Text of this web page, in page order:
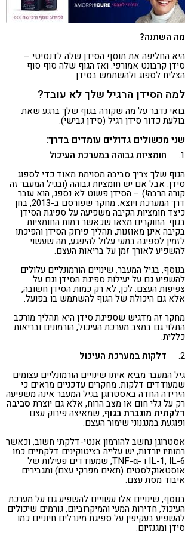
מה השתנה?
היא החליפה את תוסף הסידן שלה לדנסיטי –
סידן קרבונט אמורפי. ואז הגוף שלה סוף סוף
הצליח לספוג ולהשתמש בסידן.
למה הסידן הרגיל שלך לא עובד?
בואי נדבר על מה שקורה בגוף שלך ברגע שאת
בולעת כדור סידן רגיל (סידן גבישי).
שני מכשולים גדולים עומדים בדרך:
1.
חומציות גבוהה במערכת העיכול
הגוף שלך צריך סביבה מסוימת מאוד כדי לספוג
סידן. אבל אם יש חומציות גבוהה (ובגיל המעבר זה
קורה הרבה!) – הסידן פשוט לא נספג, הוא עובר
דרך המערכת ויוצא.מחקר שפורסם ב-2013 , בחן
כיצד חומציות הקיבה משפיעה על ספיגת הסידן
בגוף. החוקרים מצאו שכאשר רמות החומציות
בקיבה אינן מאוזנות, תהליך פירוק הסידן והפיכתו
לזמין לספיגה במעי עלול להיפגע, מה שעשוי
להשפיע לאורך זמן על בריאות העצם.
בנוסף, בגיל המעבר, שינויים הורמונליים עלולים
להשפיע גם על יעילות ספיגת הסידן וגם על
צפיפות העצם. לכן, לא רק כמות הסידן חשובה,
אלא גם היכולת של הגוף להשתמש בו בפועל.
מחקר זה מדגיש שספיגת סידן היא תהליך מורכב
התלוי גם במצב מערכת העיכול, הורמונים ובריאות
כללית.
2.
דלקות במערכת העיכול
גיל המעבר מביא איתו שינויים הורמונליים עצומים
שמעודדים דלקות. מחקרים עדכניים מראים כי
הירידה החדה באסטרוגן בגיל המעבר אינה משפיעה
רק על גלי חום או מצב הרוח, אלא גם יוצרת סביבה
דלקתית מוגברת בגוף, שמאיצה פירוק עצם
ופוגעת במנגנוני שימור העצם.
אסטרוגן נחשב להורמון אנטי-דלקתי חשוב, וכאשר
רמותיו יורדות, יש עלייה בציטוקינים דלקתיים כמו
IL-1, IL-6 ו -TNF-α, שמעודדים פעילות של
אוסטאוקלסטים (תאים מפרקי עצם) ומגבירים
איבוד מסת עצם.
בנוסף, שינויים אלו עשויים להשפיע גם על מערכת
העיכול, חדירות המעי והמיקרוביום, גורמים שיכולים
להשפיע בעקיפין על ספיגת מינרלים חיוניים כמו
סידן ומגנזיום.